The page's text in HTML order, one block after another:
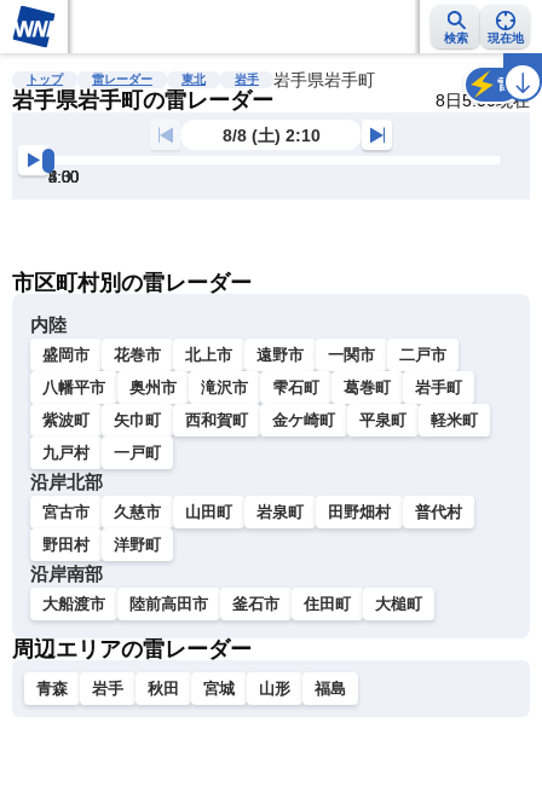
検索 現在地
雨雲レーダー 台風情報 地震情報 警報・注意報 2週間天気 ラ
トップ 雷レーダー 東北 岩手 岩手県岩手町
岩手県岩手町の雷レーダー 8日5:00現在
雷
8/8 (土) 2:10
2:30
3:00
3:30
4:00
4:30
5:00
市区町村別の雷レーダー
内陸
盛岡市 花巻市 北上市 遠野市 一関市
二戸市
八幡平市
奥州市 滝沢市 雫石町 葛巻町
岩手町
紫波町
矢巾町 西和賀町 金ケ崎町 平泉町
軽米町
九戸村
一戸町
沿岸北部
宮古市 久慈市 山田町 岩泉町 田野畑村
普代村
野田村
洋野町
沿岸南部
大船渡市 陸前高田市 釜石市 住田町 大槌町
周辺エリアの雷レーダー
青森 岩手 秋田 宮城 山形 福島